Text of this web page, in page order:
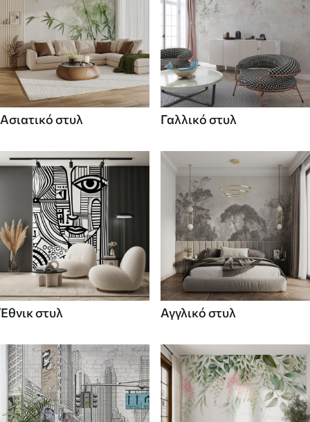
Ασιατικό στυλ Γαλλικό στυλ
Έθνικ στυλ Αγγλικό στυλ